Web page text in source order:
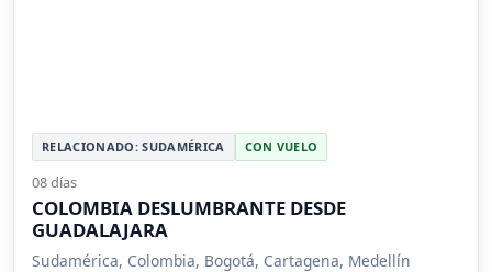
RELACIONADO: SUDAMÉRICA CON VUELO
08 días
COLOMBIA DESLUMBRANTE DESDE
GUADALAJARA
Sudamérica, Colombia, Bogotá, Cartagena, Medellín